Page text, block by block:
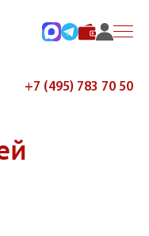
+7 (495) 783 70 50